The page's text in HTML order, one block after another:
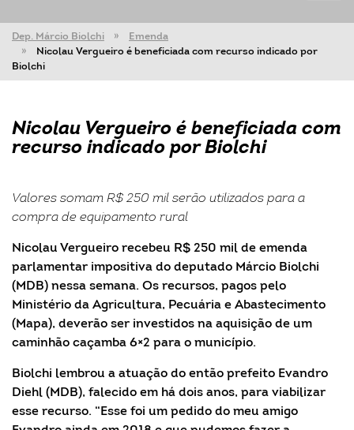
Dep. Márcio Biolchi
Emenda
Nicolau Vergueiro é beneficiada com recurso indicado por
Biolchi
Nicolau Vergueiro é beneficiada com
recurso indicado por Biolchi
Valores somam R$ 250 mil serão utilizados para a
compra de equipamento rural
Nicolau Vergueiro recebeu R$ 250 mil de emenda
parlamentar impositiva do deputado Márcio Biolchi
(MDB) nessa semana. Os recursos, pagos pelo
Ministério da Agricultura, Pecuária e Abastecimento
(Mapa), deverão ser investidos na aquisição de um
caminhão caçamba 6×2 para o município.
Biolchi lembrou a atuação do então prefeito Evandro
Diehl (MDB), falecido em há dois anos, para viabilizar
esse recurso. “Esse foi um pedido do meu amigo